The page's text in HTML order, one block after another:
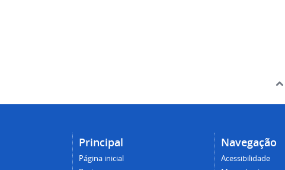
Principal
Página inicial
Navegação
Acessibilidade